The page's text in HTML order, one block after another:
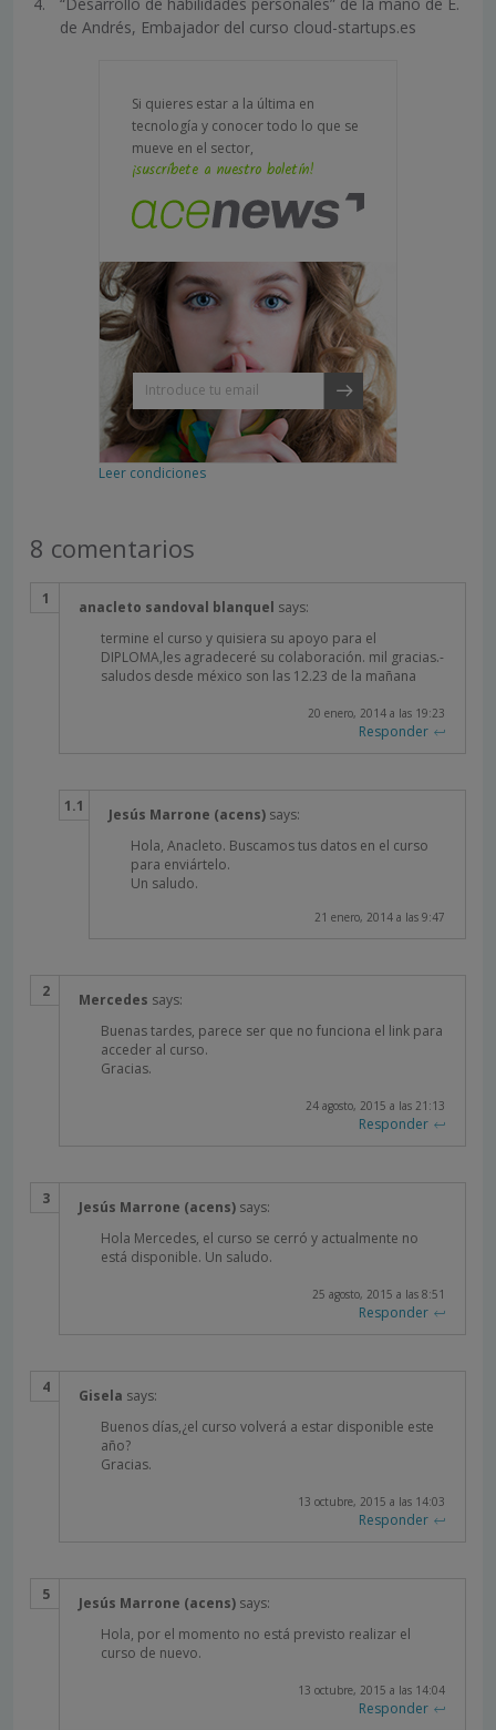
“Desarrollo de habilidades personales” de la mano de E.
de Andrés, Embajador del curso cloud-startups.es
Si quieres estar a la última en
tecnología y conocer todo lo que se
mueve en el sector,
¡suscríbete a nuestro boletín!
Leer condiciones
8 comentarios
anacleto sandoval blanquel says:
20 enero, 2014 a las 19:23
termine el curso y quisiera su apoyo para el
DIPLOMA,les agradeceré su colaboración. mil gracias.-
saludos desde méxico son las 12.23 de la mañana
Responder
Jesús Marrone (acens) says:
21 enero, 2014 a las 9:47
Hola, Anacleto. Buscamos tus datos en el curso
para enviártelo.
Un saludo.
Mercedes says:
24 agosto, 2015 a las 21:13
Buenas tardes, parece ser que no funciona el link para
acceder al curso.
Gracias.
Responder
Jesús Marrone (acens) says:
25 agosto, 2015 a las 8:51
Hola Mercedes, el curso se cerró y actualmente no
está disponible. Un saludo.
Responder
Gisela says:
13 octubre, 2015 a las 14:03
Buenos días,¿el curso volverá a estar disponible este
año?
Gracias.
Responder
Jesús Marrone (acens) says:
13 octubre, 2015 a las 14:04
Hola, por el momento no está previsto realizar el
curso de nuevo.
Responder